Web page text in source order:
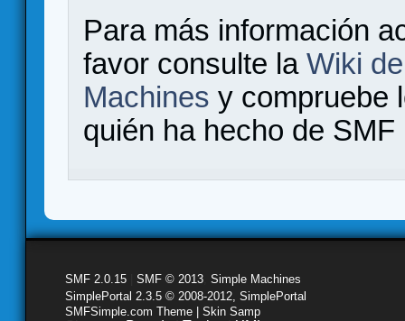
Para más información
favor consulte la Wiki
Machines y compruebe
quién ha hecho de
SMF 2.0.15 SMF © 2013 Simple Machines
SimplePortal 2.3.5 © 2008-2012, SimplePortal
SMFSimple.com Theme | Skin Samp